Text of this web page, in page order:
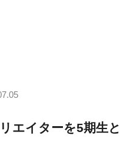
エイターを5期生